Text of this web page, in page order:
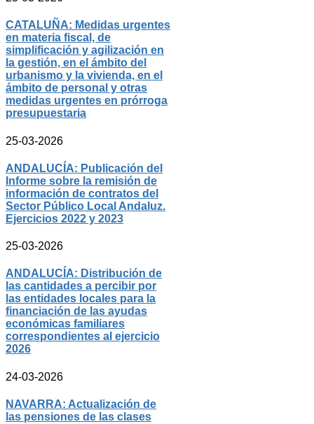
CATALUÑA: Medidas urgentes
en materia fiscal, de
simplificación y agilización en
la gestión, en el ámbito del
urbanismo y la vivienda, en el
ámbito de personal y otras
medidas urgentes en prórroga
presupuestaria
25-03-2026
ANDALUCÍA: Publicación del
Informe sobre la remisión de
información de contratos del
Sector Público Local Andaluz.
Ejercicios 2022 y 2023
25-03-2026
ANDALUCÍA: Distribución de
las cantidades a percibir por
las entidades locales para la
financiación de las ayudas
económicas familiares
correspondientes al ejercicio
2026
24-03-2026
NAVARRA: Actualización de
las pensiones de las clases